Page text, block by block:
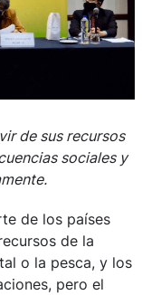
de sus recursos
sociales y
de los países
de la
o la pesca, y los
pero el